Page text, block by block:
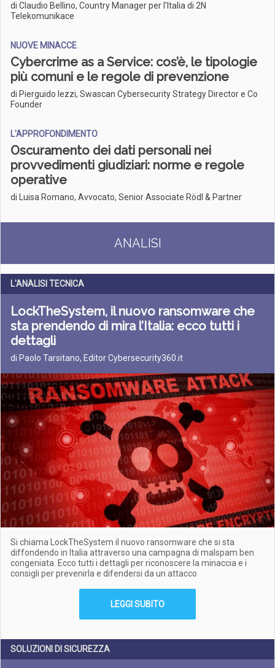
di Claudio Bellino, Country Manager per l’Italia di 2N
Telekomunikace
NUOVE MINACCE
Cybercrime as a Service: cos’è, le tipologie
più comuni e le regole di prevenzione
di Pierguido Iezzi, Swascan Cybersecurity Strategy Director e Co
Founder
L'APPROFONDIMENTO
Oscuramento dei dati personali nei
provvedimenti giudiziari: norme e regole
operative
di Luisa Romano, Avvocato, Senior Associate Rödl & Partner
ANALISI
L'ANALISI TECNICA
LockTheSystem, il nuovo ransomware che
sta prendendo di mira l’Italia: ecco tutti i
dettagli
di Paolo Tarsitano, Editor Cybersecurity360.it
Si chiama LockTheSystem il nuovo ransomware che si sta
diffondendo in Italia attraverso una campagna di malspam ben
congeniata. Ecco tutti i dettagli per riconoscere la minaccia e i
consigli per prevenirla e difendersi da un attacco
LEGGI SUBITO
SOLUZIONI DI SICUREZZA